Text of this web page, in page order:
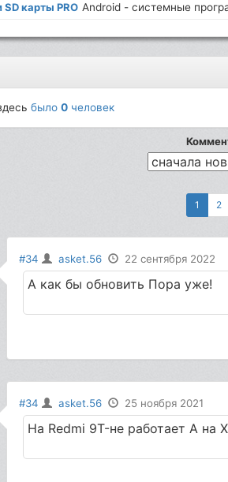
карты PRO Android - системные
было0 человек
1 2
#34 asket.56 22 сентября 2022
А как бы обновить Пора уже!
#34 asket.56 25 ноября 2021
На Redmi 9T-не работает А на